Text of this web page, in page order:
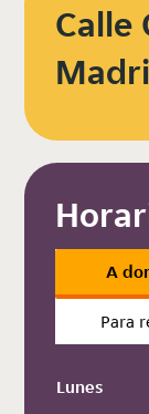
Calle
A
Para
Lunes